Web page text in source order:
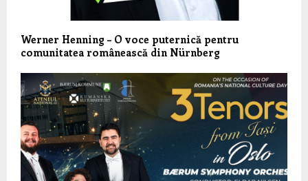
Werner Henning – O voce puternică pentru
comunitatea românească din Nürnberg